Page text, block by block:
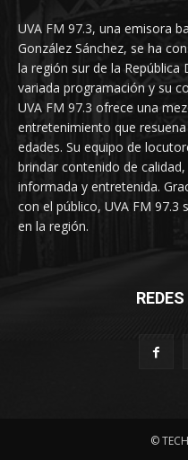
UVA FM 97.3, una emisora
González Sánchez, se ha
la región sur de la República
variada programación y su
UVA FM 97.3 ofrece una
entretenimiento que
edades. Su equipo de
brindar contenido de
informada y entretenida.
con el público, UVA FM 97.3
en la región.
©